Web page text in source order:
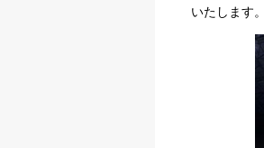
いたします。